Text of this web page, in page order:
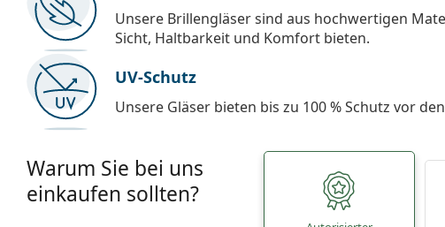
Unsere Brillengläser sind aus hochwertigen
Sicht, Haltbarkeit und Komfort bieten.
UV-Schutz
Unsere Gläser bieten bis zu 100 % Schutz vor
Warum Sie bei uns
einkaufen sollten?